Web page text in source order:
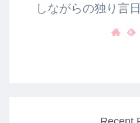
しながらの独り言